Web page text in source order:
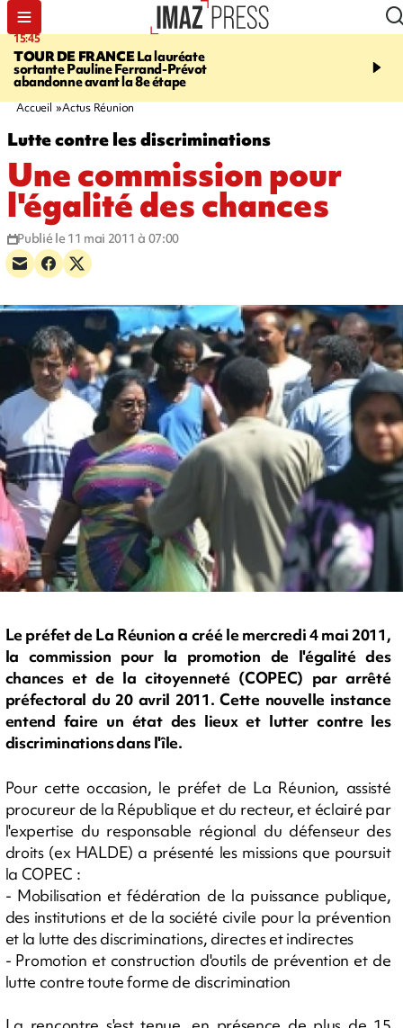
15:45
TOUR DE FRANCELa lauréate
sortante Pauline Ferrand-Prévot
abandonne avant la 8e étape
20:17
routière, concours de
Accueil Actus Réunion
Lutte contre les discriminations
Une commission pour
l'égalité des chances
Publié le 11 mai 2011 à 07:00
Le préfet de La Réunion a créé le mercredi 4 mai 2011,
la commission pour la promotion de l'égalité des
chances et de la citoyenneté (COPEC) par arrêté
préfectoral du 20 avril 2011. Cette nouvelle instance
entend faire un état des lieux et lutter contre les
discriminations dans l'île.
Pour cette occasion, le préfet de La Réunion, assisté
procureur de la République et du recteur, et éclairé par
l'expertise du responsable régional du défenseur des
droits (ex HALDE) a présenté les missions que poursuit
la COPEC :
- Mobilisation et fédération de la puissance publique,
des institutions et de la société civile pour la prévention
et la lutte des discriminations, directes et indirectes
- Promotion et construction d'outils de prévention et de
lutte contre toute forme de discrimination